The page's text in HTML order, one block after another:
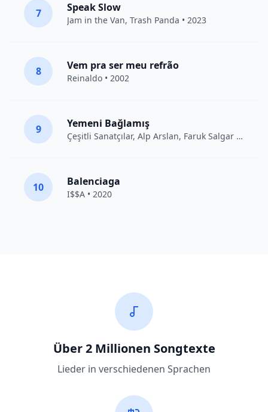
7 Speak Slow
Jam in the Van, Trash Panda • 2023
8 Vem pra ser meu refrão
Reinaldo • 2002
9 Yemeni Bağlamış
Çeşitli Sanatçılar, Alp Arslan, Faruk Salgar • 2012
10 Balenciaga
I$$A • 2020
Über 2 Millionen Songtexte
Lieder in verschiedenen Sprachen